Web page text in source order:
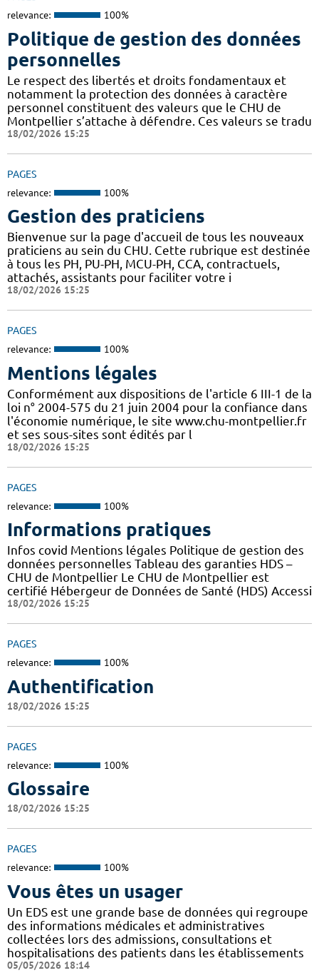
relevance: 100%
Politique de gestion des données
personnelles
Le respect des libertés et droits fondamentaux et
notamment la protection des données à caractère
personnel constituent des valeurs que le CHU de
Montpellier s’attache à défendre. Ces valeurs se tradu
18/02/2026 15:25
PAGES
relevance: 100%
Gestion des praticiens
Bienvenue sur la page d'accueil de tous les nouveaux
praticiens au sein du CHU. Cette rubrique est destinée
à tous les PH, PU-PH, MCU-PH, CCA, contractuels,
attachés, assistants pour faciliter votre i
18/02/2026 15:25
PAGES
relevance: 100%
Mentions légales
Conformément aux dispositions de l'article 6 III-1 de la
loi n° 2004-575 du 21 juin 2004 pour la confiance dans
l'économie numérique, le site www.chu-montpellier.fr
et ses sous-sites sont édités par l
18/02/2026 15:25
PAGES
relevance: 100%
Informations pratiques
Infos covid Mentions légales Politique de gestion des
données personnelles Tableau des garanties HDS –
CHU de Montpellier Le CHU de Montpellier est
certifié Hébergeur de Données de Santé (HDS) Accessi
18/02/2026 15:25
PAGES
relevance: 100%
Authentification
18/02/2026 15:25
PAGES
relevance: 100%
Glossaire
18/02/2026 15:25
PAGES
relevance: 100%
Vous êtes un usager
Un EDS est une grande base de données qui regroupe
des informations médicales et administratives
collectées lors des admissions, consultations et
hospitalisations des patients dans les établissements
05/05/2026 18:14